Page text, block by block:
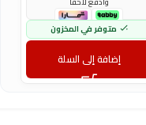
متوفر في المخزون
إضافة إلى السلة